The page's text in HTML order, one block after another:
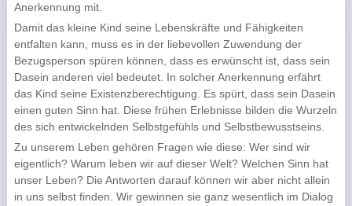
Anerkennung mit.
Damit das kleine Kind seine Lebenskräfte und Fähigkeiten
entfalten kann, muss es in der liebevollen Zuwendung der
Bezugsperson spüren können, dass es erwünscht ist, dass sein
Dasein anderen viel bedeutet. In solcher Anerkennung erfährt
das Kind seine Existenzberechtigung. Es spürt, dass sein Dasein
einen guten Sinn hat. Diese frühen Erlebnisse bilden die Wurzeln
des sich entwickelnden Selbstgefühls und Selbstbewusstseins.
Zu unserem Leben gehören Fragen wie diese: Wer sind wir
eigentlich? Warum leben wir auf dieser Welt? Welchen Sinn hat
unser Leben? Die Antworten darauf können wir aber nicht allein
in uns selbst finden. Wir gewinnen sie ganz wesentlich im Dialog